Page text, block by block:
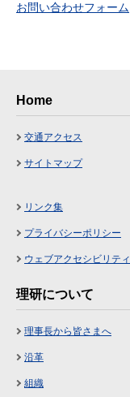
お問い合わせフォーム
Home
交通アクセス
サイトマップ
リンク集
プライバシーポリシー
ウェブアクセシビリティ
理研について
理事長から皆さまへ
沿革
組織